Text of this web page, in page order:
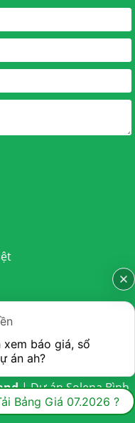
AGULATrần Anh và Dự
| Dự ánSolena Bình
báo giá, sổ
án ah?
Bảng Giá 07.2026 ?